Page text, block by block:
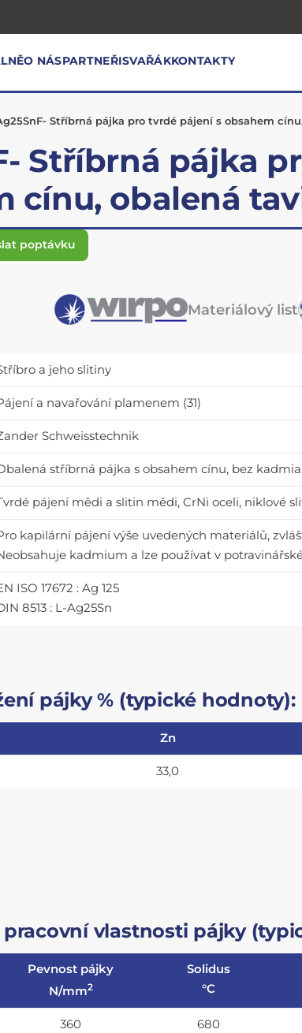
O NÁSPARTNEŘISVAŘÁKKONTAKTY
Stříbrná pájka pro tvrdé pájení s obsahem
Stříbrná pájka
cínu, obalená
poptávku
Materiálový list
a jeho slitiny
a navařování plamenem (31)
Schweisstechnik
stříbrná pájka s obsahem cínu, bez
pájení mědi a slitin mědi, CrNi oceli, niklové
kapilární pájení výše uvedených materiálů,
kadmium a lze používat v
ISO 17672 : Ag 125
8513 : L-Ag25Sn
pájky % (typické hodnoty):
Zn
33,0
vlastnosti pájky
Pevnost pájky
N/mm2
Solidus
°C
360 680